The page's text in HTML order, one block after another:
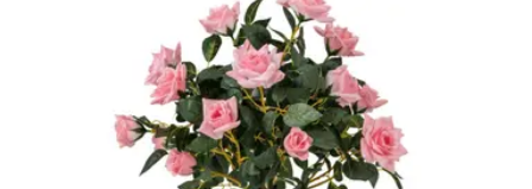
Ambiance et EngagementMarketingAnimations et
AnimationsEngagement des Fans
Football Fan Zone